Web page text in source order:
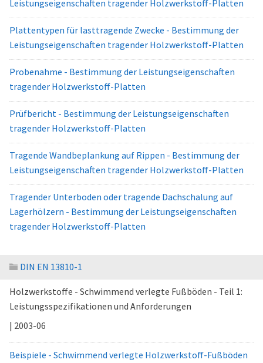
Leistungseigenschaften tragender Holzwerkstoff-Platten
Plattentypen für lasttragende Zwecke - Bestimmung der
Leistungseigenschaften tragender Holzwerkstoff-Platten
Probenahme - Bestimmung der Leistungseigenschaften
tragender Holzwerkstoff-Platten
Prüfbericht - Bestimmung der Leistungseigenschaften
tragender Holzwerkstoff-Platten
Tragende Wandbeplankung auf Rippen - Bestimmung der
Leistungseigenschaften tragender Holzwerkstoff-Platten
Tragender Unterboden oder tragende Dachschalung auf
Lagerhölzern - Bestimmung der Leistungseigenschaften
tragender Holzwerkstoff-Platten
DIN EN 13810-1
Holzwerkstoffe - Schwimmend verlegte Fußböden - Teil 1:
Leistungsspezifikationen und Anforderungen
| 2003-06
Beispiele - Schwimmend verlegte Holzwerkstoff-Fußböden